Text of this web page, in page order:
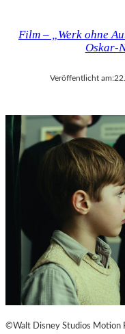
Film – „Werk ohne
Oskar-
Veröffentlicht am:
©Walt Disney Studios Motion